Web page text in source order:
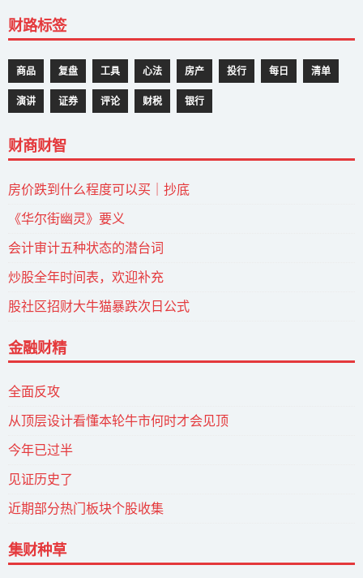
财路标签
商品 复盘 工具 心法 房产 投行 每日 清单
演讲 证券 评论 财税 银行
财商财智
房价跌到什么程度可以买｜抄底
《华尔街幽灵》要义
会计审计五种状态的潜台词
炒股全年时间表，欢迎补充
股社区招财大牛猫暴跌次日公式
金融财精
全面反攻
从顶层设计看懂本轮牛市何时才会见顶
今年已过半
见证历史了
近期部分热门板块个股收集
集财种草